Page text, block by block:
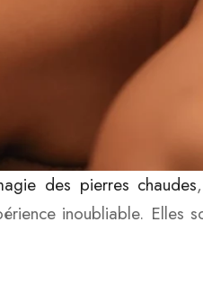
des pierres chaudes
inoubliable. Elles